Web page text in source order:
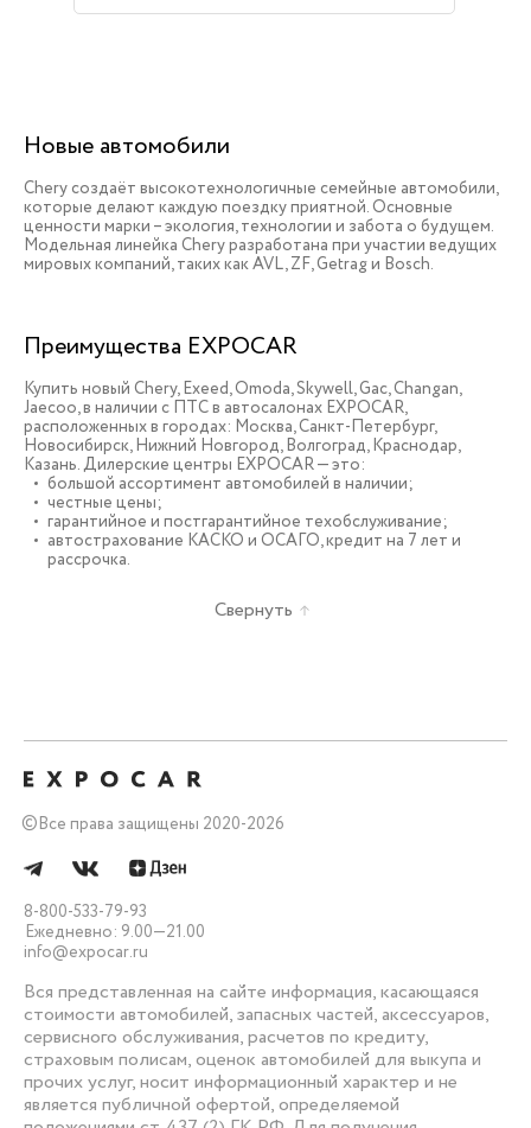
Новые автомобили
Chery создаёт высокотехнологичные семейные автомобили,
которые делают каждую поездку приятной. Основные
ценности марки – экология, технологии и забота о будущем.
Модельная линейка Chery разработана при участии ведущих
мировых компаний, таких как AVL, ZF, Getrag и Bosch.
Преимущества EXPOCAR
Купить новый Chery, Exeed, Omoda, Skywell, Gac, Changan,
Jaecoo, в наличии c ПТС в автосалонах EXPOCAR,
расположенных в городах: Москва, Санкт-Петербург,
Новосибирск, Нижний Новгород, Волгоград, Краснодар,
Казань. Дилерские центры EXPOCAR — это:
большой ассортимент автомобилей в наличии;
честные цены;
гарантийное и постгарантийное техобслуживание;
автострахование КАСКО и ОСАГО, кредит на 7 лет и
рассрочка.
Свернуть
©Все права защищены 2020-2026
8-800-533-79-93
Ежедневно: 9.00—21.00
info@expocar.ru
Вся представленная на сайте информация, касающаяся
стоимости автомобилей, запасных частей, аксессуаров,
сервисного обслуживания, расчетов по кредиту,
страховым полисам, оценок автомобилей для выкупа и
прочих услуг, носит информационный характер и не
является публичной офертой, определяемой